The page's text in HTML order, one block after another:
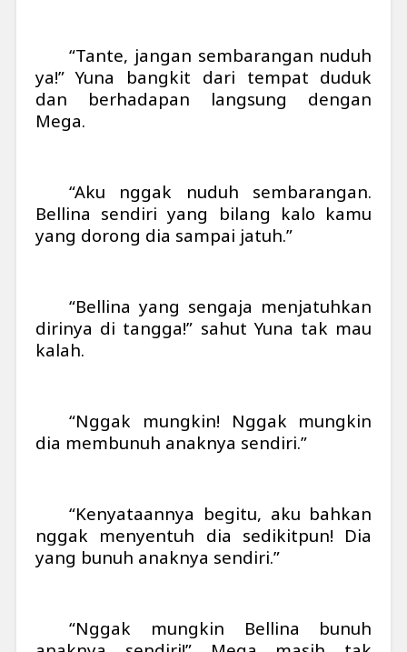
“Tante, jangan sembarangan nuduh
ya!” Yuna bangkit dari tempat duduk
dan berhadapan langsung dengan
Mega.
“Aku nggak nuduh sembarangan.
Bellina sendiri yang bilang kalo kamu
yang dorong dia sampai jatuh.”
“Bellina yang sengaja menjatuhkan
dirinya di tangga!” sahut Yuna tak mau
kalah.
“Nggak mungkin! Nggak mungkin
dia membunuh anaknya sendiri.”
“Kenyataannya begitu, aku bahkan
nggak menyentuh dia sedikitpun! Dia
yang bunuh anaknya sendiri.”
“Nggak mungkin Bellina bunuh